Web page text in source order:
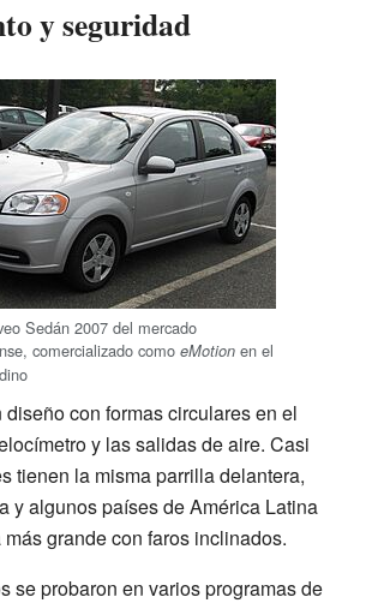
y seguridad
Sedán 2007 del mercado
comercializado como eMotion en el
con formas circulares en el
y las salidas de aire. Casi
tienen la misma parrilla delantera,
y algunos países de América Latina
grande con faros inclinados.
se probaron en varios programas de